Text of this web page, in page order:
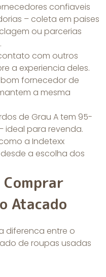
confiaveis
– coleta em paises
ou parcerias
com outros
a experiencia deles.
bom fornecedor de
a mesma
de Grau A tem 95-
ideal para revenda.
a Indetexx
a escolha dos
Comprar
Atacado
diferenca entre o
de roupas usadas